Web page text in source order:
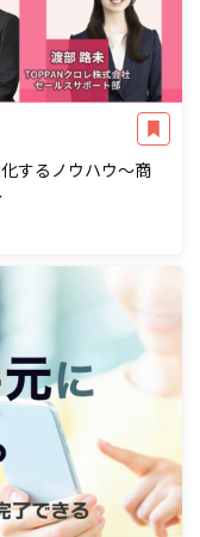
するノウハウ～商